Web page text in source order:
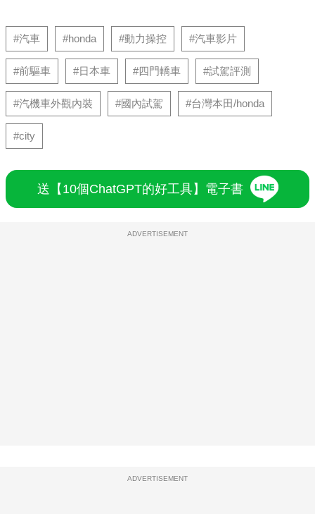
#汽車 #honda #動力操控 #汽車影片
#前驅車 #日本車 #四門轎車 #試駕評測
#汽機車外觀內裝 #國內試駕 #台灣本田/honda
#city
送【10個ChatGPT的好工具】電子書
ADVERTISEMENT
ADVERTISEMENT